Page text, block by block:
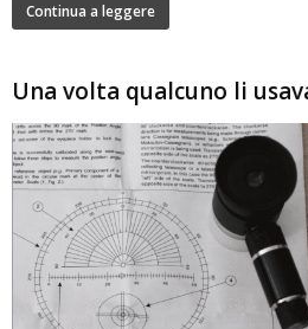
Continua a leggere
Una volta qualcuno li